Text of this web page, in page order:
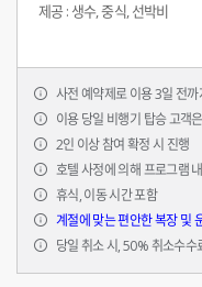
제공 : 생수, 중식, 선박비
사전 예약제로 이용 3일 전
이용 당일 비행기 탑승 고객
2인 이상 참여 확정 시 진행
호텔 사정에 의해 프로그램
휴식, 이동 시간 포함
계절에 맞는 편안한 복장 및
당일 취소 시, 50% 취소수수